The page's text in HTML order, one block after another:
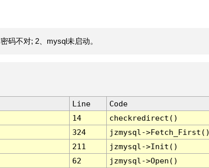
码不对; 2、mysql未启动。
Line
Code
14
checkredirect()
324
jzmysql-
211
jzmysql->Init()
62
jzmysql->Open()